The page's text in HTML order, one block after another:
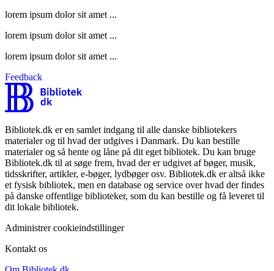
lorem ipsum dolor sit amet ...
lorem ipsum dolor sit amet ...
lorem ipsum dolor sit amet ...
Feedback
Bibliotek.dk er en samlet indgang til alle danske bibliotekers
materialer og til hvad der udgives i Danmark. Du kan bestille
materialer og så hente og låne på dit eget bibliotek. Du kan bruge
Bibliotek.dk til at søge frem, hvad der er udgivet af bøger, musik,
tidsskrifter, artikler, e-bøger, lydbøger osv. Bibliotek.dk er altså ikke
et fysisk bibliotek, men en database og service over hvad der findes
på danske offentlige biblioteker, som du kan bestille og få leveret til
dit lokale bibliotek.
Administrer cookieindstillinger
Kontakt os